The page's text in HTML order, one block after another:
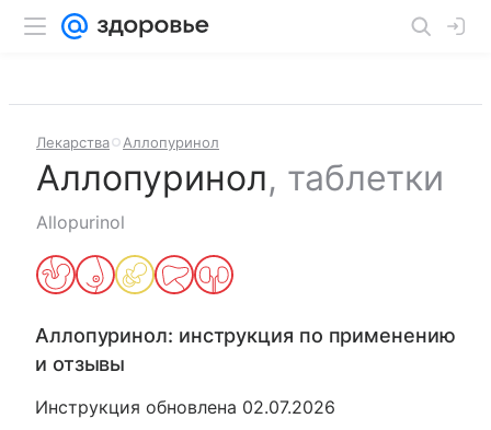
Лекарства Аллопуринол
Аллопуринол, таблетки
Allopurinol
Аллопуринол: инструкция по применению
и отзывы
Инструкция обновлена 02.07.2026